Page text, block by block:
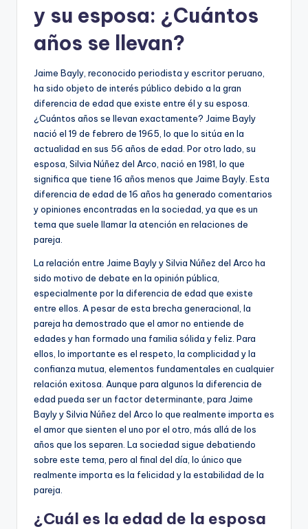
y su esposa: ¿Cuántos
años se llevan?
Jaime Bayly, reconocido periodista y escritor peruano,
ha sido objeto de interés público debido a la gran
diferencia de edad que existe entre él y su esposa.
¿Cuántos años se llevan exactamente? Jaime Bayly
nació el 19 de febrero de 1965, lo que lo sitúa en la
actualidad en sus 56 años de edad. Por otro lado, su
esposa, Silvia Núñez del Arco, nació en 1981, lo que
significa que tiene 16 años menos que Jaime Bayly. Esta
diferencia de edad de 16 años ha generado comentarios
y opiniones encontradas en la sociedad, ya que es un
tema que suele llamar la atención en relaciones de
pareja.
La relación entre Jaime Bayly y Silvia Núñez del Arco ha
sido motivo de debate en la opinión pública,
especialmente por la diferencia de edad que existe
entre ellos. A pesar de esta brecha generacional, la
pareja ha demostrado que el amor no entiende de
edades y han formado una familia sólida y feliz. Para
ellos, lo importante es el respeto, la complicidad y la
confianza mutua, elementos fundamentales en cualquier
relación exitosa. Aunque para algunos la diferencia de
edad pueda ser un factor determinante, para Jaime
Bayly y Silvia Núñez del Arco lo que realmente importa es
el amor que sienten el uno por el otro, más allá de los
años que los separen. La sociedad sigue debatiendo
sobre este tema, pero al final del día, lo único que
realmente importa es la felicidad y la estabilidad de la
pareja.
¿Cuál es la edad de la esposa